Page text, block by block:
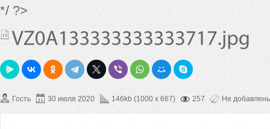
*/ ?>
Гость 30 июля 2020 146kb (1000 x 667) 257 Не